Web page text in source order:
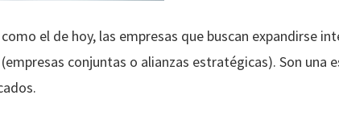
el de hoy, las empresas que buscan expandirse
(empresas conjuntas o alianzas estratégicas). Son una